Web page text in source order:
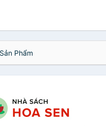
Sản Phẩm